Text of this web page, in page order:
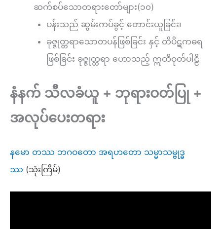
ဆက်စပ်သောတရားတော်များ(၁၀)
ပန်းသည် ဆွမ်းကပ်ခွင့် တောင်းယူခြင်း၊
ခုဇ္ဇုတ္တရာသောတပန်ဖြစ်ခြင်း နှင့် တိပိဋကဓရ
ဖြစ်ခြင်း ခုဇ္ဇုတ္တရာ ဟောသည့် ဣတိဝုတ်ပါဠိ
နံနက် သီလခံယူ + ဘုရားဝတ်ပြု +
အလုပ်ပေးတရား
နမော တဿ ဘဂဝတော အရဟတော သမ္မာသမ္ဗုဒ္ဓ
ဿ (သုံးကြိမ်)